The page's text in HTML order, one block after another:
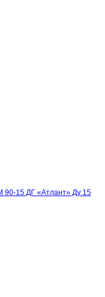
90-15 ДГ «Атлант» Ду 15